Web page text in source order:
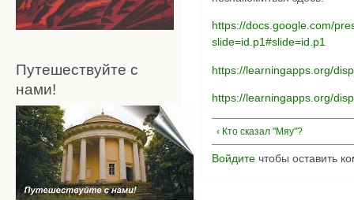
Путешествуйте с
нами!
https://docs.google.com/
slide=id.p1#slide=id.p1
https://learningapps.org/
https://learningapps.org/
‹ Кто сказал "Мяу"?
Войдите чтобы оставить